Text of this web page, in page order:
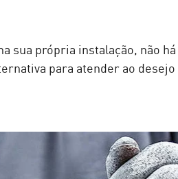
sua própria instalação, não
para atender ao